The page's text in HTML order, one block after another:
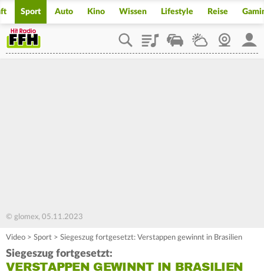
Sport Auto Kino Wissen Lifestyle Reise
PlaylistStaupilotWetterWebcam
© glomex, 05.11.2023
Video > Sport > Siegeszug fortgesetzt: Verstappen gewinnt in Brasilien
Siegeszug fortgesetzt:
VERSTAPPEN GEWINNT IN BRASILIEN